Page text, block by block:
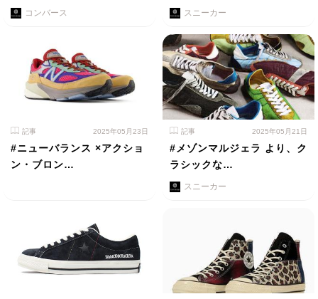
コンバース スニーカー
記事 2025年05月23日
#ニューバランス ×アクショ
ン・ブロン…
記事 2025年05月21日
#メゾンマルジェラ より、ク
ラシックな…
スニーカー